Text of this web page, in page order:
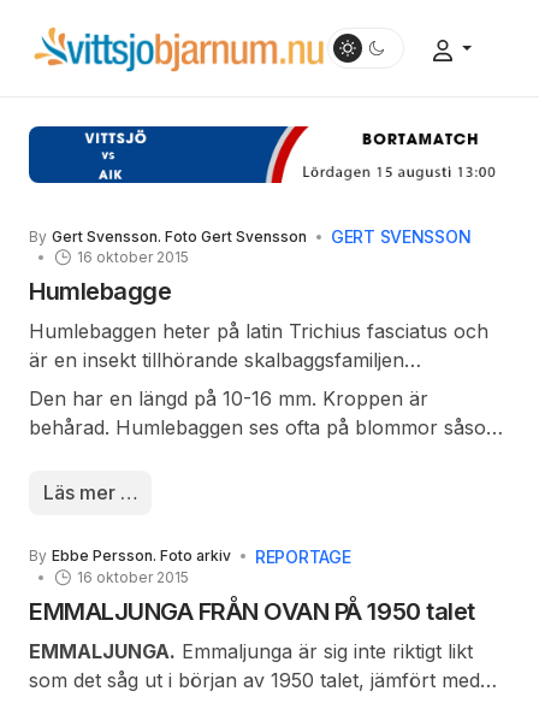
By Gert Svensson. Foto Gert Svensson GERT SVENSSON
16 oktober 2015
Humlebagge
Humlebaggen heter på latin Trichius fasciatus och
är en insekt tillhörande skalbaggsfamiljen
bladhorningar.
Den har en längd på 10-16 mm. Kroppen är
behårad. Humlebaggen ses ofta på blommor såsom
den äter pollen. Som larv lever den i murket trä,
Läs mer …
By Ebbe Persson. Foto arkiv REPORTAGE
16 oktober 2015
EMMALJUNGA FRÅN OVAN PÅ 1950 talet
EMMALJUNGA. Emmaljunga är sig inte riktigt likt
som det såg ut i början av 1950 talet, jämfört med